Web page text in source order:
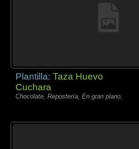
Plantilla:Taza Huevo
Cuchara
Chocolate, Repostería, En gran plano,